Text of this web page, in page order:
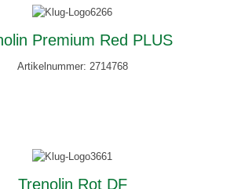
Premium Red PLUS
Artikelnummer: 2714768
Trenolin Rot DF